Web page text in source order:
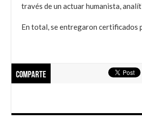
través de un actuar humanista,
En total, se entregaron certificados
Comparte